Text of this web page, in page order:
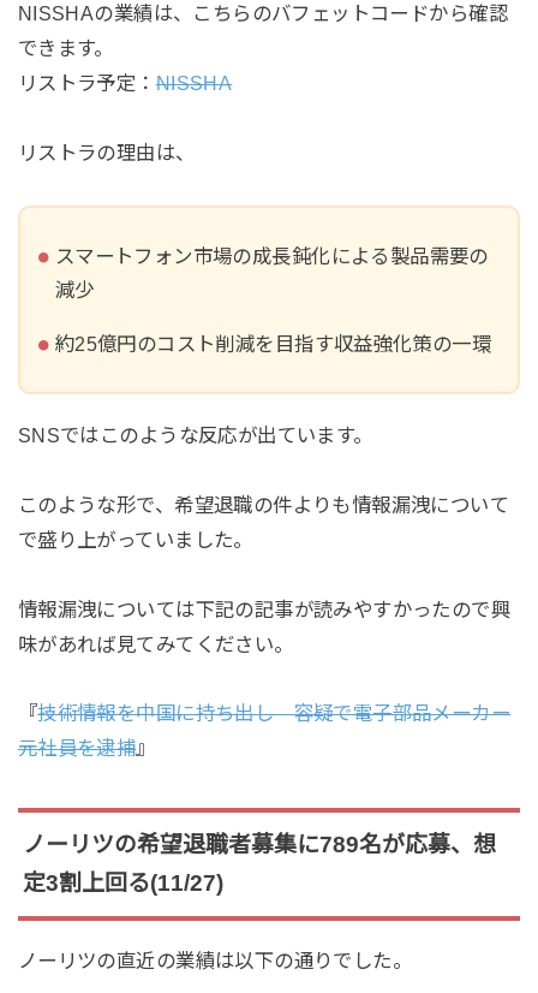
NISSHAの業績は、こちらのバフェットコードから確認
できます。
リストラ予定：NISSHA
リストラの理由は、
スマートフォン市場の成長鈍化による製品需要の
減少
約25億円のコスト削減を目指す収益強化策の一環
SNSではこのような反応が出ています。
このような形で、希望退職の件よりも情報漏洩について
で盛り上がっていました。
情報漏洩については下記の記事が読みやすかったので興
味があれば見てみてください。
『技術情報を中国に持ち出し 容疑で電子部品メーカー
元社員を逮捕』
ノーリツの希望退職者募集に789名が応募、想
定3割上回る(11/27)
ノーリツの直近の業績は以下の通りでした。